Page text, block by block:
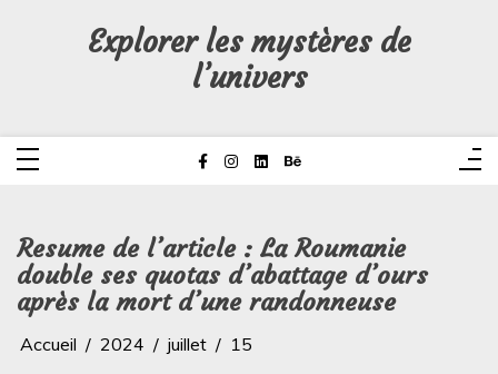
Explorer les mystères de
l’univers
Resume de l’article : La Roumanie
double ses quotas d’abattage d’ours
après la mort d’une randonneuse
Accueil 2024 juillet 15